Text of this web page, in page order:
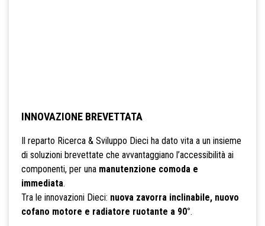
INNOVAZIONE BREVETTATA
Il reparto Ricerca & Sviluppo Dieci ha dato vita a un insieme
di soluzioni brevettate che avvantaggiano l’accessibilità ai
componenti, per una manutenzione comoda e
immediata.
Tra le innovazioni Dieci: nuova zavorra inclinabile, nuovo
cofano motore e radiatore ruotante a 90°.